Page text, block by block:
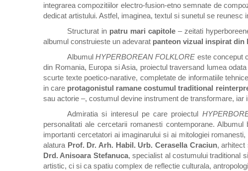
integrarea compozitiilor electro-fusion-etno semnate de
dedicat artistului. Astfel, imaginea, textul si sunetul se
Structurat in patru mari capitole – zeitati
albumul construieste un adevarat panteon vizual inspirat din
AlbumulHYPERBOREAN FOLKLORE este conceput
din Romania, Europa si Asia, proiectul traversand lumea
scurte texte poetico-narative, completate de informatiile
in care protagonistul ramane costumul traditional
sau actorie –, costumul devine instrument de transformare,
Admiratia si interesul pe care proiectul
personalitati ale cercetarii romanesti contemporane.
importanti cercetatori ai imaginarului si ai mitologiei
alatura Prof. Dr. Arh. Habil. Urb. Cerasella Craciun, arhitect
Drd. Anisoara Stefanuca, specialist al costumului traditional
artistic, ci si ca spatiu complex de reflectie culturala,